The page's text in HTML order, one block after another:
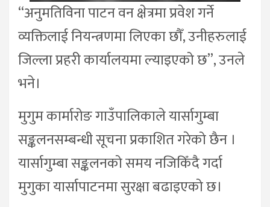
“अनुमतिविना पाटन वन क्षेत्रमा प्रवेश गर्ने
व्यक्तिलाई नियन्त्रणमा लिएका छौँ, उनीहरुलाई
जिल्ला प्रहरी कार्यालयमा ल्याइएको छ”, उनले
भने।
मुगुम कार्मारोङ गाउँपालिकाले यार्सागुम्बा
सङ्कलनसम्बन्धी सूचना प्रकाशित गरेको छैन ।
यार्सागुम्बा सङ्कलनको समय नजिकिँदै गर्दा
मुगुका यार्सापाटनमा सुरक्षा बढाइएको छ।